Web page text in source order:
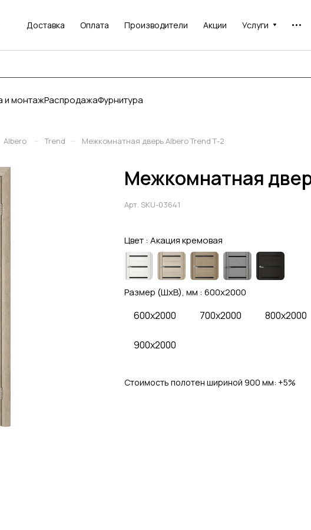
Доставка Оплата Производители Акции Услуги
и монтажРаспродажаФурнитура
Albero – Trend – Межкомнатная дверь Albero Trend Т-2
Межкомнатная
Арт. SKU-03641
Цвет : Акация кремовая
Размер (ШхВ), мм : 600x2000
600x2000 700x2000 800x2000
900x2000
Стоимость полотен шириной 900 мм: